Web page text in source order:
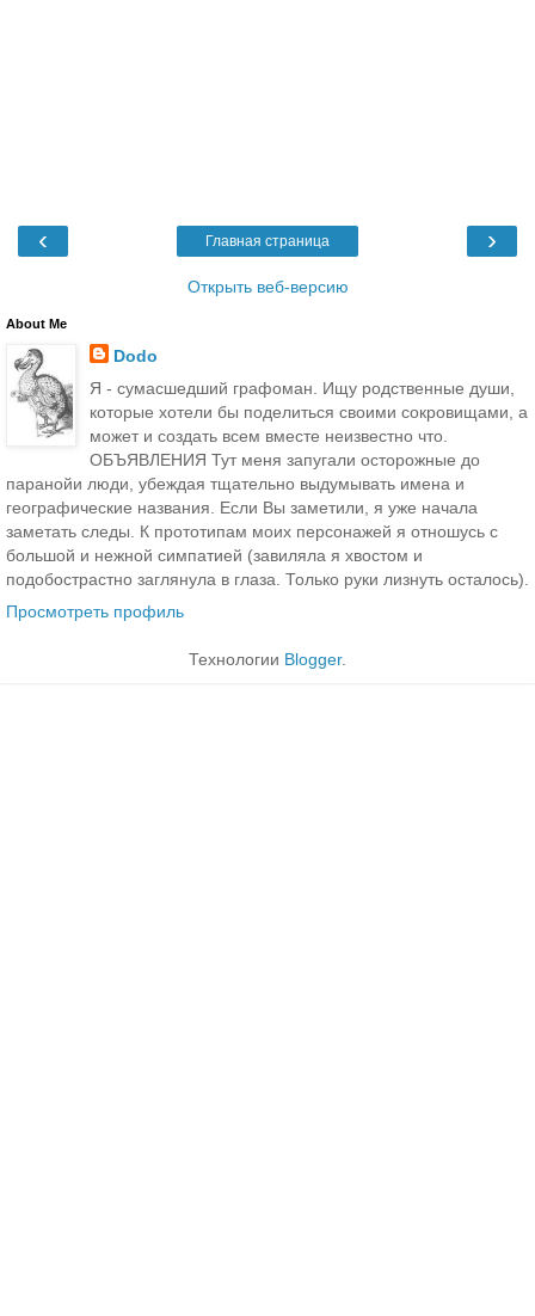
‹ ›
Главная страница
Открыть веб-версию
About Me
Dodo
Я - сумасшедший графоман. Ищу родственные души,
которые хотели бы поделиться своими сокровищами, а
может и создать всем вместе неизвестно что.
ОБЪЯВЛЕНИЯ Тут меня запугали осторожные до
паранойи люди, убеждая тщательно выдумывать имена и
географические названия. Если Вы заметили, я уже начала
заметать следы. К прототипам моих персонажей я отношусь с
большой и нежной симпатией (завиляла я хвостом и
подобострастно заглянула в глаза. Только руки лизнуть осталось).
Просмотреть профиль
Технологии Blogger.